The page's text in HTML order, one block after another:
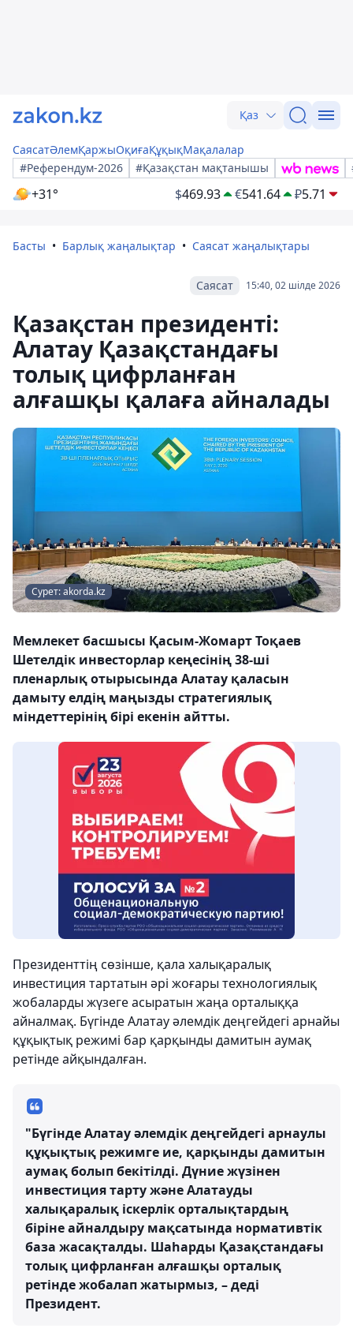
Қаз
СаясатӘлемҚаржыОқиғаҚұқықМақалалар
#Референдум-2026
#Қазақстан мақтанышы
+31° $469.93 €541.64 ₽5.71
Басты Барлық жаңалықтар Саясат жаңалықтары
15:40, 02 шілде 2026
Саясат
Қазақстан президенті:
Алатау Қазақстандағы
толық цифрланған
алғашқы қалаға айналады
Сурет: akorda.kz
Мемлекет басшысы Қасым-Жомарт Тоқаев
Шетелдік инвесторлар кеңесінің 38-ші
пленарлық отырысында Алатау қаласын
дамыту елдің маңызды стратегиялық
міндеттерінің бірі екенін айтты.
Президенттің сөзінше, қала халықаралық
инвестиция тартатын әрі жоғары технологиялық
жобаларды жүзеге асыратын жаңа орталыққа
айналмақ. Бүгінде Алатау әлемдік деңгейдегі арнайы
құқықтық режимі бар қарқынды дамитын аумақ
ретінде айқындалған.
"Бүгінде Алатау әлемдік деңгейдегі арнаулы
құқықтық режимге ие, қарқынды дамитын
аумақ болып бекітілді. Дүние жүзінен
инвестиция тарту және Алатауды
халықаралық іскерлік орталықтардың
біріне айналдыру мақсатында нормативтік
база жасақталды. Шаһарды Қазақстандағы
толық цифрланған алғашқы орталық
ретінде жобалап жатырмыз, – деді
Президент.